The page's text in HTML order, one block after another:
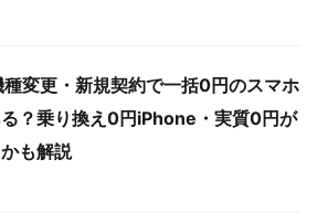
変更・新規契約で一括0円のスマホ
？乗り換え0円iPhone・実質0円が
も解説